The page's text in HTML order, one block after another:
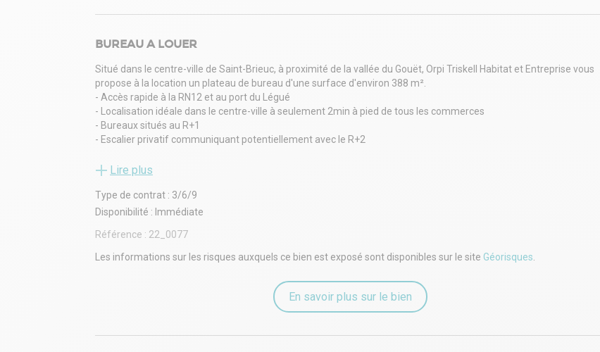
BUREAU A LOUER
Situé dans le centre-ville de Saint-Brieuc, à proximité de la vallée du Gouët, Orpi Triskell Habitat et Entreprise vous
propose à la location un plateau de bureau d'une surface d'environ 388 m².
- Accès rapide à la RN12 et au port du Légué
- Localisation idéale dans le centre-ville à seulement 2min à pied de tous les commerces
- Bureaux situés au R+1
- Escalier privatif communiquant potentiellement avec le R+2
- Plusieurs surfaces disponibles au sein de cet immeuble de bureaux
Disponibilité immédiate.
Loyer : 34 920Euros/an soit 2 910Euros/mois HT HC
Pour plus d'informations contacter l'agence ORPI PRO Saint-Brieuc : triskell.st-brieuc@orpi.com / 02.96.60.73.80
- Type de bail : Commercial
- Loyers et charges : Mensuels
Lire plus
Type de contrat : 3/6/9
Disponibilité : Immédiate
Référence : 22_0077
Les informations sur les risques auxquels ce bien est exposé sont disponibles sur le site Géorisques
En savoir plus sur le bien